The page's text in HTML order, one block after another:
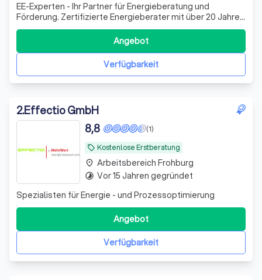
EE-Experten - Ihr Partner für Energieberatung und
Förderung. Zertifizierte Energieberater mit über 20 Jahren
Erfahrung. Wir machen Ihre Sanierung förderfähig,
Verfügbarkeit
Angebot
2.Effectio GmbH
local_offer Kostenlose Erstberatung
(1)
8,8
Spezialisten für Energie - und Prozessoptimierung
Verfügbarkeit
Angebot
place Arbeitsbereich Frohburg
timelapse Vor 15 Jahren gegründet